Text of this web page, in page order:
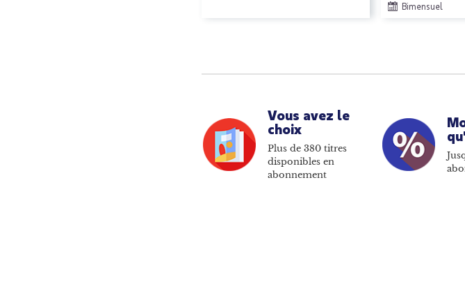
Bimensuel
Vous avez le
choix
Plus de 380 titres
disponibles en
abonnement